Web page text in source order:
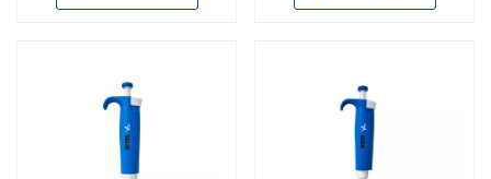
многофункциональная
Plus